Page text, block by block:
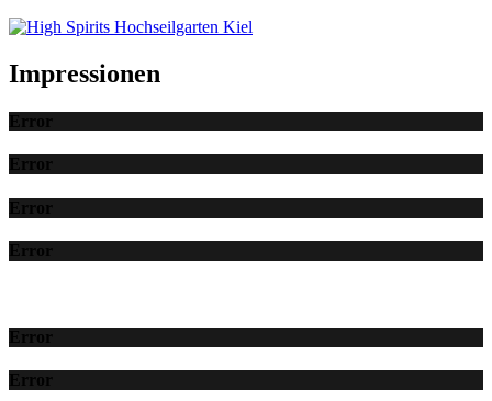
Impressionen
Error
Error
Error
Error
Error
Error